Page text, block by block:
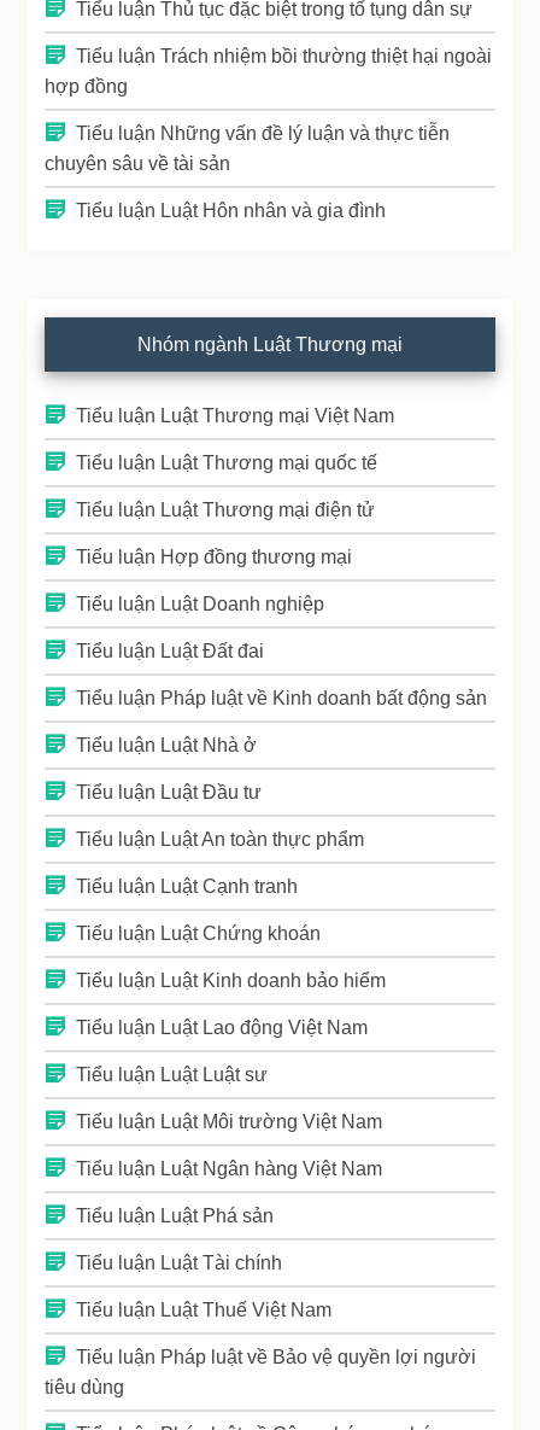
Tiểu luận Thủ tục đặc biệt trong tố tụng dân sự
Tiểu luận Trách nhiệm bồi thường thiệt hại ngoài
hợp đồng
Tiểu luận Những vấn đề lý luận và thực tiễn
chuyên sâu về tài sản
Tiểu luận Luật Hôn nhân và gia đình
Nhóm ngành Luật Thương mại
Tiểu luận Luật Thương mại Việt Nam
Tiểu luận Luật Thương mại quốc tế
Tiểu luận Luật Thương mại điện tử
Tiểu luận Hợp đồng thương mại
Tiểu luận Luật Doanh nghiệp
Tiểu luận Luật Đất đai
Tiểu luận Pháp luật về Kinh doanh bất động sản
Tiểu luận Luật Nhà ở
Tiểu luận Luật Đầu tư
Tiểu luận Luật An toàn thực phẩm
Tiểu luận Luật Cạnh tranh
Tiểu luận Luật Chứng khoán
Tiểu luận Luật Kinh doanh bảo hiểm
Tiểu luận Luật Lao động Việt Nam
Tiểu luận Luật Luật sư
Tiểu luận Luật Môi trường Việt Nam
Tiểu luận Luật Ngân hàng Việt Nam
Tiểu luận Luật Phá sản
Tiểu luận Luật Tài chính
Tiểu luận Luật Thuế Việt Nam
Tiểu luận Pháp luật về Bảo vệ quyền lợi người
tiêu dùng